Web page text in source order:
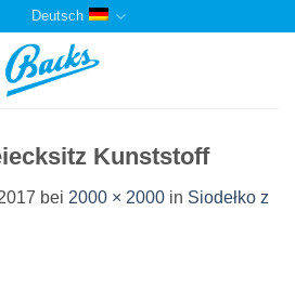
Deutsch
Kunststoff
bei 2000 × 2000 in Siodełko z